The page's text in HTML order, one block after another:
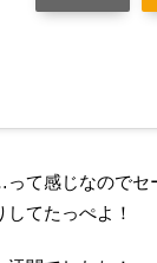
て感じなのでセ
てたっぺよ！